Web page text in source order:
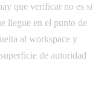
que verificar no es si
llegue en el punto de
al workspace y
de autoridad